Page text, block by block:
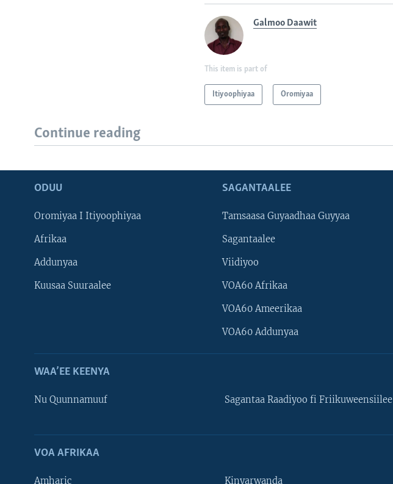
Galmoo Daawit
This item is part of
Itiyoophiyaa Oromiyaa
Continue reading
ODUU
Oromiyaa I Itiyoophiyaa
Afrikaa
Addunyaa
Kuusaa Suuraalee
SAGANTAALEE
Tamsaasa Guyaadhaa Guyyaa
Sagantaalee
Viidiyoo
VOA60 Afrikaa
VOA60 Ameerikaa
VOA60 Addunyaa
WAA’EE KEENYA
Nu Quunnamuuf Sagantaa Raadiyoo fi Friikuweensiilee
VOA AFRIKAA
Amharic Kinyarwanda